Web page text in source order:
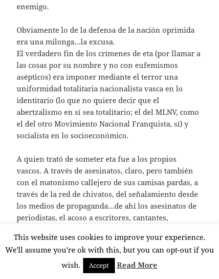
enemigo.
Obviamente lo de la defensa de la nación oprimida
era una milonga…la excusa.
El verdadero fin de los crímenes de eta (por llamar a
las cosas por su nombre y no con eufemismos
asépticos) era imponer mediante el terror una
uniformidad totalitaria nacionalista vasca en lo
identitario (lo que no quiere decir que el
abertzalismo en sí sea totalitario; el del MLNV, como
el del otro Movimiento Nacional Franquista, sí) y
socialista en lo socioeconómico.
A quien trató de someter eta fue a los propios
vascos. A través de asesinatos, claro, pero también
con el matonismo callejero de sus camisas pardas, a
través de la red de chivatos, del señalamiento desde
los medios de propaganda…de ahí los asesinatos de
periodistas, el acoso a escritores, cantantes,
Por eso la sociedad vasca les rechazó con firmeza.
Porque por supuesto que los asesinatos eran lo más
trágico desde el punto de vista humano y lo más
This website uses cookies to improve your experience.
We'll assume you're ok with this, but you can opt-out if you
wish.
Accept Read More